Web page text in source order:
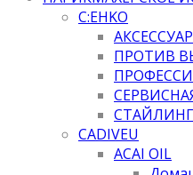
C:EHKO
ПРОТИВ
СТАЙЛИНГ
CADIVEU
ACAI OIL